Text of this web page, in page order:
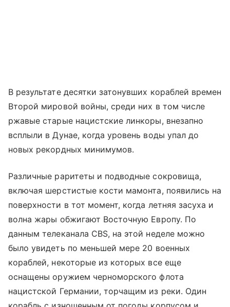
В результате десятки затонувших кораблей времен
Второй мировой войны, среди них в том числе
ржавые старые нацистские линкоры, внезапно
всплыли в Дунае, когда уровень воды упал до
новых рекордных минимумов.
Различные раритеты и подводные сокровища,
включая шерстистые кости мамонта, появились на
поверхности в тот момент, когда летняя засуха и
волна жары обжигают Восточную Европу. По
данным телеканала CBS, на этой неделе можно
было увидеть по меньшей мере 20 военных
кораблей, некоторые из которых все еще
оснащены оружием черноморского флота
нацистской Германии, торчащим из реки. Один